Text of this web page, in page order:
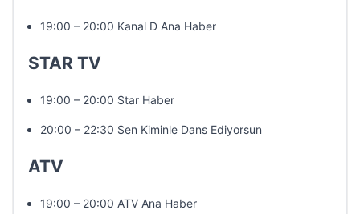
19:00 – 20:00 Kanal D Ana Haber
STAR TV
19:00 – 20:00 Star Haber
20:00 – 22:30 Sen Kiminle Dans Ediyorsun
ATV
19:00 – 20:00 ATV Ana Haber